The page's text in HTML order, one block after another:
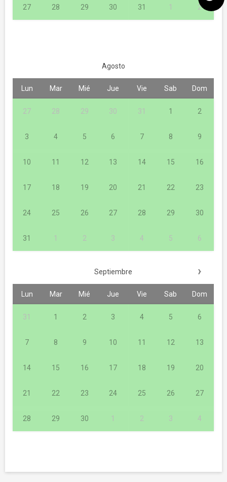
27 28 29 30 31 1 2
Agosto
Lun Mar Mié Jue Vie Sab Dom
27 28 29 30 31 1 2
3 4 5 6 7 8 9
10 11 12 13 14 15 16
17 18 19 20 21 22 23
24 25 26 27 28 29 30
31 1 2 3 4 5 6
Septiembre ›
Lun Mar Mié Jue Vie Sab Dom
31 1 2 3 4 5 6
7 8 9 10 11 12 13
14 15 16 17 18 19 20
21 22 23 24 25 26 27
28 29 30 1 2 3 4